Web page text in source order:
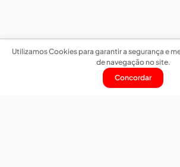
Utilizamos Cookies para garantir a segurança e
de navegação no site.
Concordar